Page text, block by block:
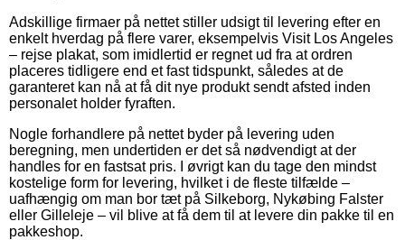
Adskillige firmaer på nettet stiller udsigt til levering efter en
enkelt hverdag på flere varer, eksempelvis Visit Los Angeles
– rejse plakat, som imidlertid er regnet ud fra at ordren
placeres tidligere end et fast tidspunkt, således at de
garanteret kan nå at få dit nye produkt sendt afsted inden
personalet holder fyraften.
Nogle forhandlere på nettet byder på levering uden
beregning, men undertiden er det så nødvendigt at der
handles for en fastsat pris. I øvrigt kan du tage den mindst
kostelige form for levering, hvilket i de fleste tilfælde –
uafhængig om man bor tæt på Silkeborg, Nykøbing Falster
eller Gilleleje – vil blive at få dem til at levere din pakke til en
pakkeshop.